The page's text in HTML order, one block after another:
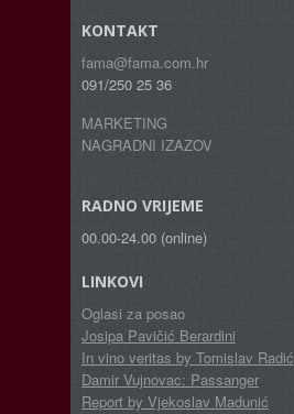
KONTAKT
fama@fama.com.hr
091/250 25 36
MARKETING
NAGRADNI IZAZOV
RADNO VRIJEME
00.00-24.00 (online)
LINKOVI
Oglasi za posao
Josipa Pavičić Berardini
In vino veritas by Tomislav Radić
Damir Vujnovac: Passanger
Report by Vjekoslav Madunić